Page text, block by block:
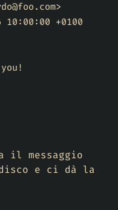
+0100
il messaggio
e ci dà la